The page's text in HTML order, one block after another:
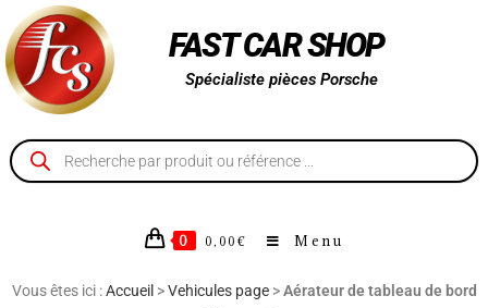
FAST CAR SHOP
Spécialiste pièces Porsche
0 0,00 € Menu
Vous êtes ici :Accueil >Vehicules page>Aérateur de tableau de bord